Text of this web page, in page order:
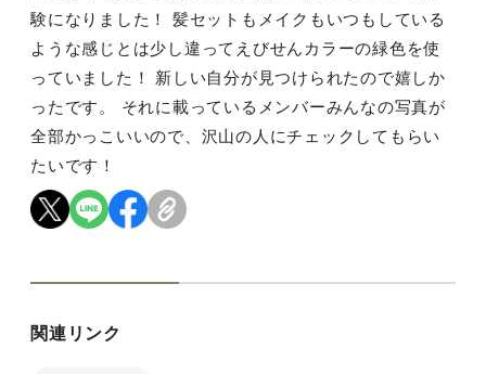
験になりました！ 髪セットもメイクもいつもしている
ような感じとは少し違ってえびせんカラーの緑色を使
ってい ました！ 新しい自分が見つけられたので嬉しか
ったです。 それに載っているメンバーみんなの写真が
全部かっこいいので、沢山の人にチェックしてもらい
たいです！
関連リンク